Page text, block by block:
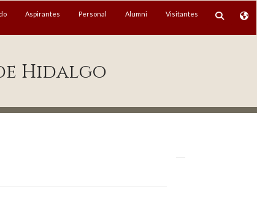
Aspirantes Personal Alumni Visitantes
Hidalgo